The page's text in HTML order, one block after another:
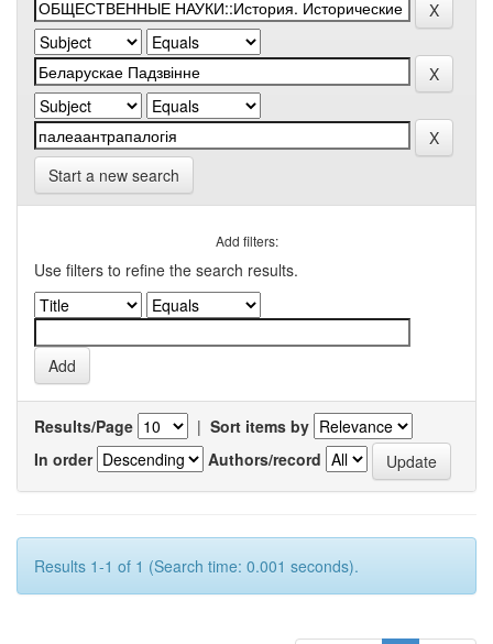
Start a new search
Add filters:
Use filters to refine the search results.
Results/Page | Sort items by
In order
Authors/record
Results 1-1 of 1 (Search time: 0.001 seconds).